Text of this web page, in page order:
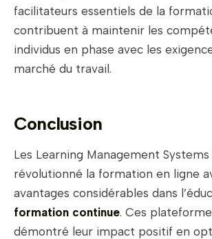
facilitateurs essentiels de la
contribuent à maintenir les
individus en phase avec les
marché du travail.
Conclusion
Les Learning Management
révolutionné la formation en ligne
avantages considérables dans
formation continue. Ces
démontré leur impact positif en